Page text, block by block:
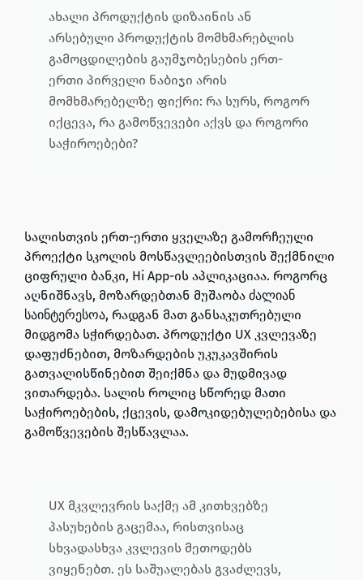
ახალი პროდუქტის დიზაინის ან
არსებული პროდუქტის მომხმარებლის
გამოცდილების გაუმჯობესების ერთ-
ერთი პირველი ნაბიჯი არის
მომხმარებელზე ფიქრი: რა სურს, როგორ
იქცევა, რა გამოწვევები აქვს და როგორი
საჭიროებები?
სალისთვის ერთ-ერთი ყველაზე გამორჩეული
პროექტი სკოლის მოსწავლეებისთვის შექმნილი
ციფრული ბანკი, Hi App-ის აპლიკაციაა. როგორც
აღნიშნავს, მოზარდებთან მუშაობა ძალიან
საინტერესოა, რადგან მათ განსაკუთრებული
მიდგომა სჭირდებათ. პროდუქტი UX კვლევაზე
დაფუძნებით, მოზარდების უკუკავშირის
გათვალისწინებით შეიქმნა და მუდმივად
ვითარდება. სალის როლიც სწორედ მათი
საჭიროებების, ქცევის, დამოკიდებულებებისა და
გამოწვევების შესწავლაა.
UX მკვლევრის საქმე ამ კითხვებზე
პასუხების გაცემაა, რისთვისაც
სხვადასხვა კვლევის მეთოდებს
ვიყენებთ. ეს საშუალებას გვაძლევს,